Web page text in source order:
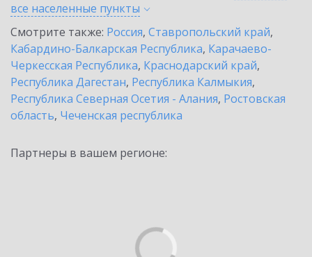
все населенные пункты
Смотрите также: Россия, Ставропольский край,
Кабардино-Балкарская Республика, Карачаево-
Черкесская Республика, Краснодарский край,
Республика Дагестан, Республика Калмыкия,
Республика Северная Осетия - Алания, Ростовская
область, Чеченская республика
Партнеры в вашем регионе: